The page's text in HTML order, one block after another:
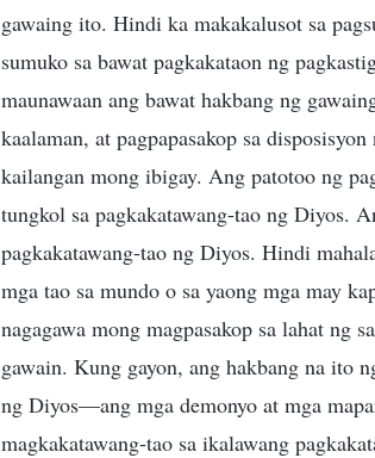
gawaing ito. Hindi ka makakalusot sa
sumuko sa bawat pagkakataon ng
maunawaan ang bawat hakbang ng
kaalaman, at pagpapasakop sa
kailangan mong ibigay. Ang patotoo ng
tungkol sa pagkakatawang-tao ng Diyos.
pagkakatawang-tao ng Diyos. Hindi
mga tao sa mundo o sa yaong mga may
nagagawa mong magpasakop sa lahat ng
gawain. Kung gayon, ang hakbang na ito
ng Diyos—ang mga demonyo at mga
magkakatawang-tao sa ikalawang